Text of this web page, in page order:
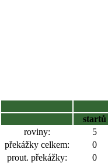
startů
roviny:
5
překážky celkem:
0
prout. překážky:
0